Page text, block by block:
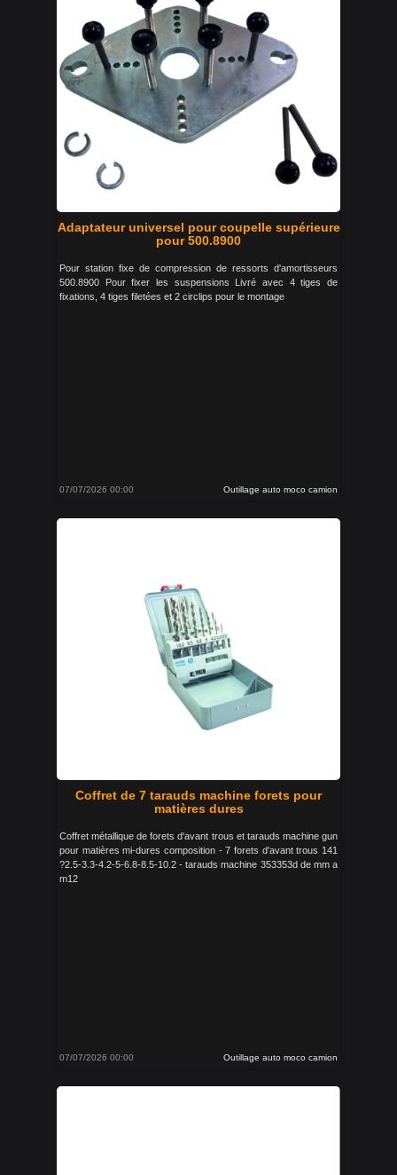
Adaptateur universel pour coupelle supérieure
pour 500.8900
Pour station fixe de compression de ressorts d'amortisseurs
500.8900 Pour fixer les suspensions Livré avec 4 tiges de
fixations, 4 tiges filetées et 2 circlips pour le montage
07/07/2026 00:00 Outillage auto moco camion
Coffret de 7 tarauds machine forets pour
matières dures
Coffret métallique de forets d'avant trous et tarauds machine gun
pour matières mi-dures composition - 7 forets d'avant trous 141
?2.5-3.3-4.2-5-6.8-8.5-10.2 - tarauds machine 353353d de mm a
m12
07/07/2026 00:00 Outillage auto moco camion